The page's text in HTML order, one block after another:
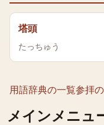
メインメニュ
塔頭
たっちゅう
用語辞典の一覧参拝